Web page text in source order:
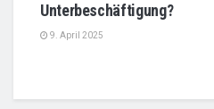
Unterbeschäftigung?
9. April 2025